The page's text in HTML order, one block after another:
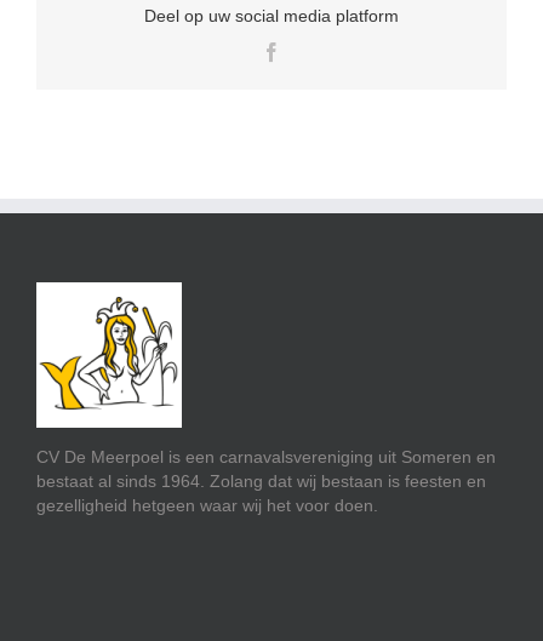
Deel op uw social media platform
CV De Meerpoel is een carnavalsvereniging uit Someren en
bestaat al sinds 1964. Zolang dat wij bestaan is feesten en
gezelligheid hetgeen waar wij het voor doen.